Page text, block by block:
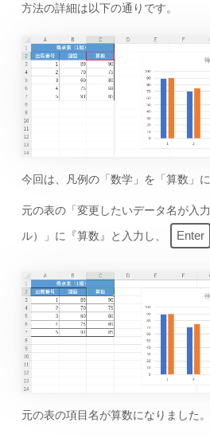
方法の詳細は以下の通りです。
今回は、凡例の「数学」を「算数」
元の表の「変更したいデータ名が入
ル）」に『算数』と入力し、
Enter
元の表の項目名が算数になりました。